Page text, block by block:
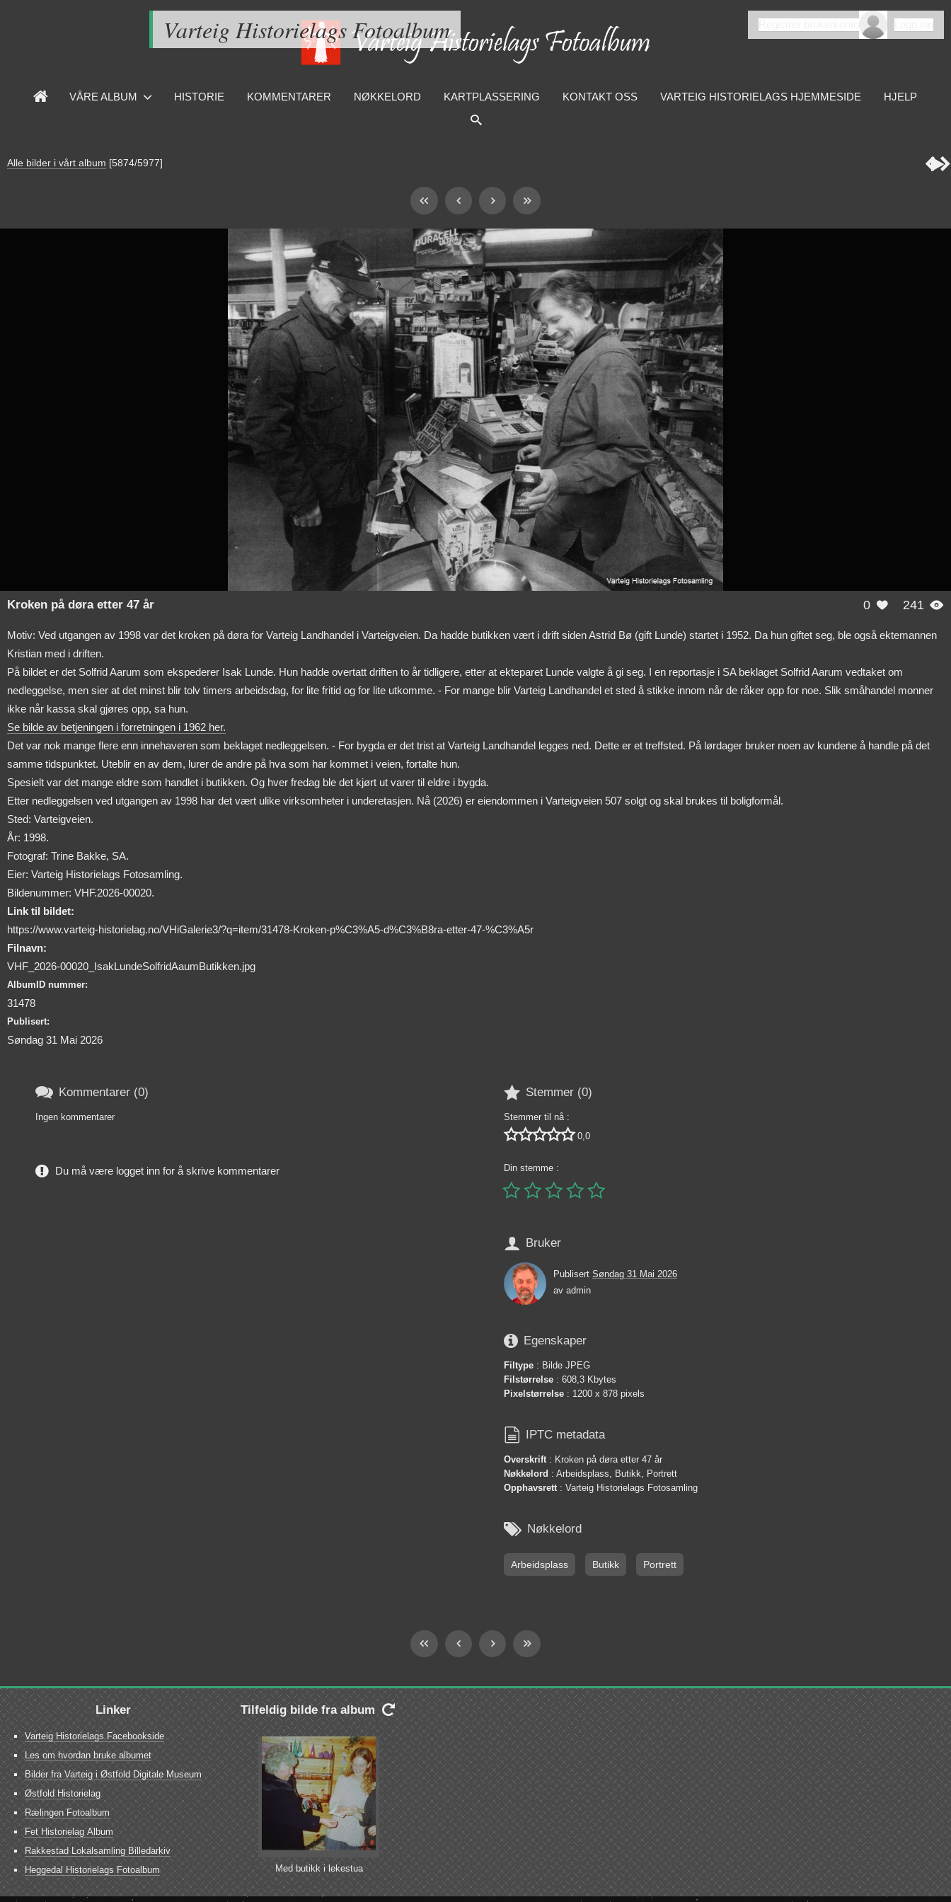
Varteig Historielags Fotoalbum
VÅRE ALBUM HISTORIE KOMMENTARER NØKKELORD KARTPLASSERING KONTAKT OSS VARTEIG HISTORIELAGS HJEMMESIDE HJELP
Alle bilder i vårt album [5874/5977] 
0  241 
Kroken på døra etter 47 år
Motiv: Ved utgangen av 1998 var det kroken på døra for Varteig Landhandel i Varteigveien. Da hadde butikken vært i drift siden Astrid Bø (gift Lunde) startet i 1952. Da hun giftet seg, ble også ektemannen
Kristian med i driften.
På bildet er det Solfrid Aarum som ekspederer Isak Lunde. Hun hadde overtatt driften to år tidligere, etter at ekteparet Lunde valgte å gi seg. I en reportasje i SA beklaget Solfrid Aarum vedtaket om
nedleggelse, men sier at det minst blir tolv timers arbeidsdag, for lite fritid og for lite utkomme. - For mange blir Varteig Landhandel et sted å stikke innom når de råker opp for noe. Slik småhandel monner
ikke når kassa skal gjøres opp, sa hun.
Se bilde av betjeningen i forretningen i 1962 her.
Det var nok mange flere enn innehaveren som beklaget nedleggelsen. - For bygda er det trist at Varteig Landhandel legges ned. Dette er et treffsted. På lørdager bruker noen av kundene å handle på det
samme tidspunktet. Uteblir en av dem, lurer de andre på hva som har kommet i veien, fortalte hun.
Spesielt var det mange eldre som handlet i butikken. Og hver fredag ble det kjørt ut varer til eldre i bygda.
Etter nedleggelsen ved utgangen av 1998 har det vært ulike virksomheter i underetasjen. Nå (2026) er eiendommen i Varteigveien 507 solgt og skal brukes til boligformål.
Sted: Varteigveien.
År: 1998.
Fotograf: Trine Bakke, SA.
Eier: Varteig Historielags Fotosamling.
Bildenummer: VHF.2026-00020.
Link til bildet:
https://www.varteig-historielag.no/VHiGalerie3/?q=item/31478-Kroken-p%C3%A5-d%C3%B8ra-etter-47-%C3%A5r
Filnavn:
VHF_2026-00020_IsakLundeSolfridAaumButikken.jpg
AlbumID nummer:
31478
Publisert:
Søndag 31 Mai 2026
 Stemmer (0)
Stemmer til nå :
 0,0
Din stemme :

 Bruker
Publisert Søndag 31 Mai 2026
av admin
 Egenskaper
Filtype : Bilde JPEG
Filstørrelse : 608,3 Kbytes
Pixelstørrelse : 1200 x 878 pixels
 IPTC metadata
Overskrift : Kroken på døra etter 47 år
Nøkkelord : Arbeidsplass, Butikk, Portrett
Opphavsrett : Varteig Historielags Fotosamling
 Nøkkelord
Arbeidsplass Butikk Portrett
 Kommentarer (0)
Ingen kommentarer
Du må være logget inn for å skrive kommentarer
Linker
Varteig Historielags Facebookside
Les om hvordan bruke albumet
Bilder fra Varteig i Østfold Digitale Museum
Østfold Historielag
Rælingen Fotoalbum
Fet Historielag Album
Rakkestad Lokalsamling Billedarkiv
Heggedal Historielags Fotoalbum
Tilfeldig bilde fra album 
Med butikk i lekestua